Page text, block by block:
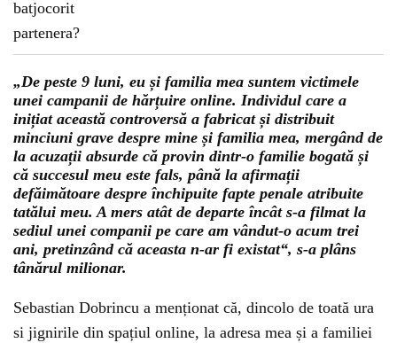
„De peste 9 luni, eu și familia mea suntem victimele
unei campanii de hărțuire online. Individul care a
inițiat această controversă a fabricat și distribuit
minciuni grave despre mine și familia mea, mergând de
la acuzații absurde că provin dintr-o familie bogată și
că succesul meu este fals, până la afirmații
defăimătoare despre închipuite fapte penale atribuite
tatălui meu. A mers atât de departe încât s-a filmat la
sediul unei companii pe care am vândut-o acum trei
ani, pretinzând că aceasta n-ar fi existat“, s-a plâns
tânărul milionar.
Sebastian Dobrincu a menționat că, dincolo de toată ura
si jignirile din spațiul online, la adresa mea și a familiei